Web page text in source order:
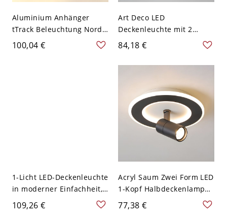
Aluminium Anhänger
tTrack Beleuchtung Nordic
Modern Style Home
100,04 €
Art Deco LED
Deckenleuchte mit 2
Lichtern, Metallhalterung
Acrylschirm - Schwarz
84,18 €
1-Licht LED-Deckenleuchte
in moderner Einfachheit,
quadratischer Acryl-
Flush-Semi-Mount für
109,26 €
Acryl Saum Zwei Form LED
1-Kopf Halbdeckenlampe
Zylinder Schirm Moderne
Scheinwerfer - Schwarz
77,38 €